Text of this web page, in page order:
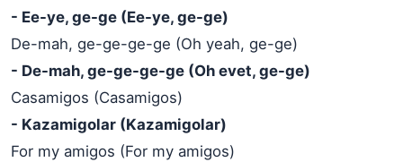
- Ee-ye, ge-ge (Ee-ye, ge-ge)
De-mah, ge-ge-ge-ge (Oh yeah, ge-ge)
- De-mah, ge-ge-ge-ge (Oh evet, ge-ge)
Casamigos (Casamigos)
- Kazamigolar (Kazamigolar)
For my amigos (For my amigos)